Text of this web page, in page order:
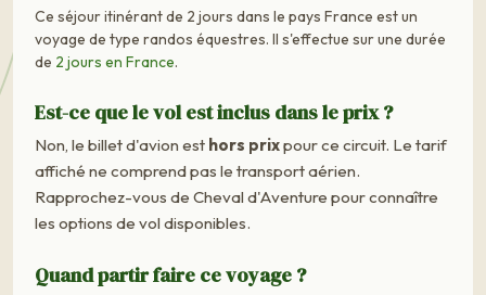
Ce séjour itinérant de 2 jours dans le pays France est un
voyage de type randos équestres. Il s'effectue sur une durée
de 2 jours en France.
Est-ce que le vol est inclus dans le prix ?
Non, le billet d'avion est hors prixpour ce circuit. Le tarif
affiché ne comprend pas le transport aérien.
Rapprochez-vous de Cheval d'Aventure pour connaître
les options de vol disponibles.
Quand partir faire ce voyage ?